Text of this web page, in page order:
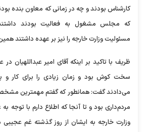
کارشناس بودند و چه در زمانی که معاون بنده
که مجلس مشغول به فعالیت بودند
مسئولیت وزارت خارجه را نیز بر عهده داشتند
ظریف با تاکید بر اینکه آقای امیر عبداللهیان
سخت کوش بود و زمان زیادی را برای کار و
می‌دادند گفت: همانطور که گفتم مهمترین
مردم‌داری بود و تا آنجا که اطلاع دارم با توجه
وزارت خارجه به ایشان از روز گذشته غم عجیبی